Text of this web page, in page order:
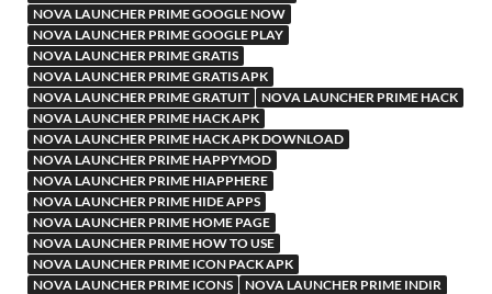
NOVA LAUNCHER PRIME GOOGLE NOW
NOVA LAUNCHER PRIME GOOGLE PLAY
NOVA LAUNCHER PRIME GRATIS
NOVA LAUNCHER PRIME GRATIS APK
NOVA LAUNCHER PRIME GRATUIT
NOVA LAUNCHER PRIME HACK
NOVA LAUNCHER PRIME HACK APK
NOVA LAUNCHER PRIME HACK APK DOWNLOAD
NOVA LAUNCHER PRIME HAPPYMOD
NOVA LAUNCHER PRIME HIAPPHERE
NOVA LAUNCHER PRIME HIDE APPS
NOVA LAUNCHER PRIME HOME PAGE
NOVA LAUNCHER PRIME HOW TO USE
NOVA LAUNCHER PRIME ICON PACK APK
NOVA LAUNCHER PRIME ICONS
NOVA LAUNCHER PRIME INDIR